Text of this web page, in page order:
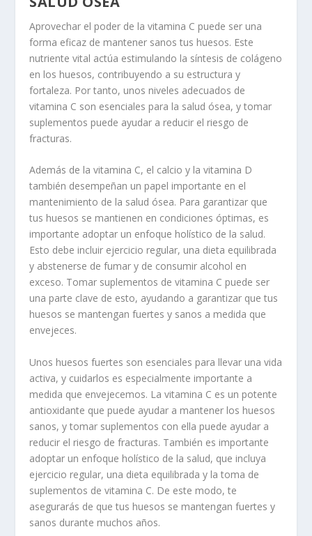
Aprovechar el poder de la vitamina C puede ser una
forma eficaz de mantener sanos tus huesos. Este
nutriente vital actúa estimulando la síntesis de colágeno
en los huesos, contribuyendo a su estructura y
fortaleza. Por tanto, unos niveles adecuados de
vitamina C son esenciales para la salud ósea, y tomar
suplementos puede ayudar a reducir el riesgo de
fracturas.
Además de la vitamina C, el calcio y la vitamina D
también desempeñan un papel importante en el
mantenimiento de la salud ósea. Para garantizar que
tus huesos se mantienen en condiciones óptimas, es
importante adoptar un enfoque holístico de la salud.
Esto debe incluir ejercicio regular, una dieta equilibrada
y abstenerse de fumar y de consumir alcohol en
exceso. Tomar suplementos de vitamina C puede ser
una parte clave de esto, ayudando a garantizar que tus
huesos se mantengan fuertes y sanos a medida que
envejeces.
Unos huesos fuertes son esenciales para llevar una vida
activa, y cuidarlos es especialmente importante a
medida que envejecemos. La vitamina C es un potente
antioxidante que puede ayudar a mantener los huesos
sanos, y tomar suplementos con ella puede ayudar a
reducir el riesgo de fracturas. También es importante
adoptar un enfoque holístico de la salud, que incluya
ejercicio regular, una dieta equilibrada y la toma de
suplementos de vitamina C. De este modo, te
asegurarás de que tus huesos se mantengan fuertes y
sanos durante muchos años.